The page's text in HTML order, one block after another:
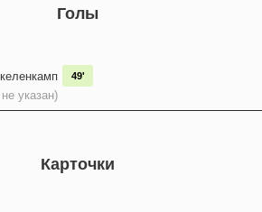
Голы
указан)
49'
Карточки